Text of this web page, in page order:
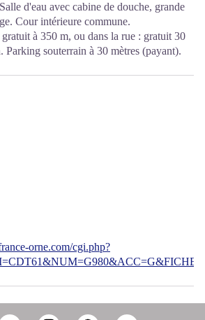
d'eau avec cabine de douche, grande
Cour intérieure commune.
à 350 m, ou dans la rue : gratuit 30
Parking souterrain à 30 mètres (payant).
orne.com/cgi.php?